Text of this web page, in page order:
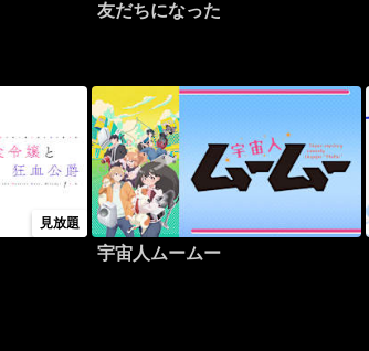
友だちになった
見放題
宇宙人ムームー